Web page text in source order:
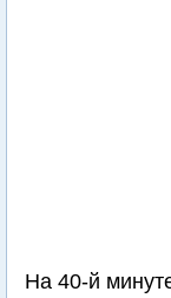
На 40-й